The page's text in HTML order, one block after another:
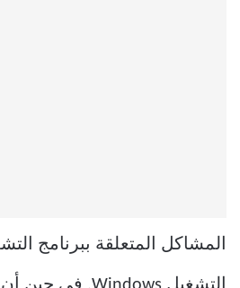
المشاكل المتعلقة ببرنامج